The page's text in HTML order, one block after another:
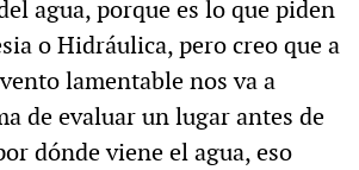
agua, porque es lo que piden
o Hidráulica, pero creo que a
lamentable nos va a
de evaluar un lugar antes de
dónde viene el agua, eso